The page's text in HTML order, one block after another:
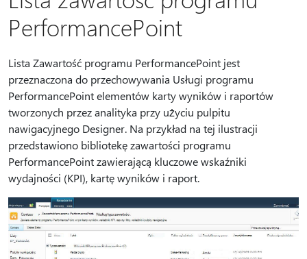
PerformancePoint
Lista Zawartość programu PerformancePoint jest
przeznaczona do przechowywania Usługi programu
PerformancePoint elementów karty wyników i raportów
tworzonych przez analityka przy użyciu pulpitu
nawigacyjnego Designer. Na przykład na tej ilustracji
przedstawiono bibliotekę zawartości programu
PerformancePoint zawierającą kluczowe wskaźniki
wydajności (KPI), kartę wyników i raport.